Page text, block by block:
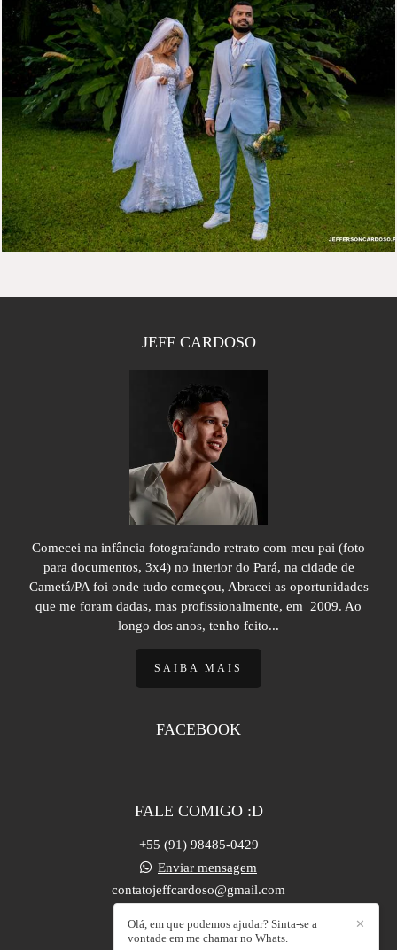
1029 0
JEFF CARDOSO
Comecei na infância fotografando retrato com meu pai (foto
para documentos, 3x4) no interior do Pará, na cidade de
Cametá/PA foi onde tudo começou, Abracei as oportunidades
que me foram dadas, mas profissionalmente, em 2009. Ao
longo dos anos, tenho feito...
SAIBA MAIS
FACEBOOK
FALE COMIGO :D
+55 (91) 98485-0429
Enviar mensagem
contatojeffcardoso@gmail.com
✕
Olá, em que podemos ajudar? Sinta-se a
vontade em me chamar no Whats.